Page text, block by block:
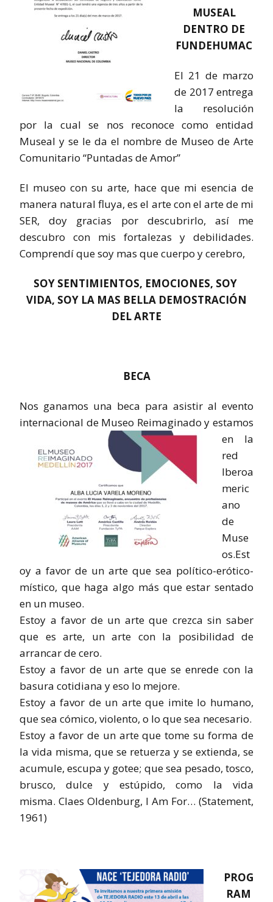
MUSEAL
DENTRO DE
FUNDEHUMAC
El 21 de marzo
de 2017 entrega
la resolución
por la cual se nos reconoce como entidad
Museal y se le da el nombre de Museo de Arte
Comunitario “Puntadas de Amor”
El museo con su arte, hace que mi esencia de
manera natural fluya, es el arte con el arte de mi
SER, doy gracias por descubrirlo, así me
descubro con mis fortalezas y debilidades.
Comprendí que soy mas que cuerpo y cerebro,
SOY SENTIMIENTOS, EMOCIONES, SOY
VIDA, SOY LA MAS BELLA DEMOSTRACIÓN
DEL ARTE
BECA
Nos ganamos una beca para asistir al evento
internacional de Museo Reimaginado y estamos
en la
red
Iberoa
meric
ano
de
Muse
os.Est
oy a favor de un arte que sea político-erótico-
místico, que haga algo más que estar sentado
en un museo.
Estoy a favor de un arte que crezca sin saber
que es arte, un arte con la posibilidad de
arrancar de cero.
Estoy a favor de un arte que se enrede con la
basura cotidiana y eso lo mejore.
Estoy a favor de un arte que imite lo humano,
que sea cómico, violento, o lo que sea necesario.
Estoy a favor de un arte que tome su forma de
la vida misma, que se retuerza y se extienda, se
acumule, escupa y gotee; que sea pesado, tosco,
brusco, dulce y estúpido, como la vida
misma. Claes Oldenburg, I Am For… (Statement,
1961)
PROG
RAM